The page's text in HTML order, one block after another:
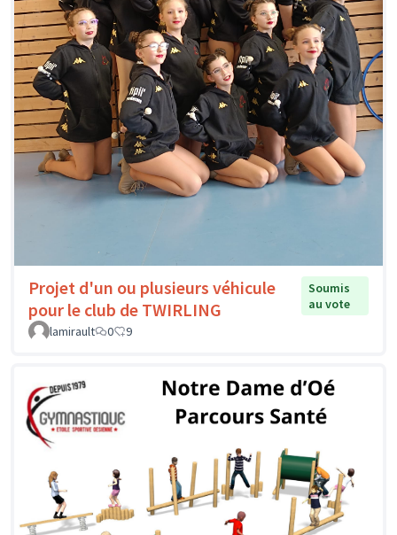
Projet d'un ou plusieurs véhicule
pour le club de TWIRLING
Soumis
au vote
lamirault
0 9